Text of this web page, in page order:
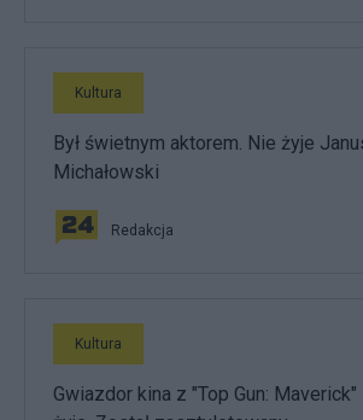
Kultura
Był świetnym aktorem. Nie żyje
Michałowski
Redakcja
Kultura
Gwiazdor kina z "Top Gun: